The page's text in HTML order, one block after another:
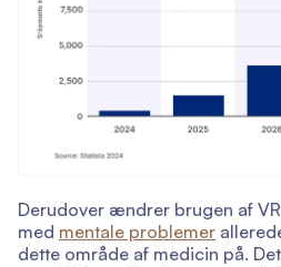
Derudover ændrer brugen af
med mentale problemer
dette område af medicin på.